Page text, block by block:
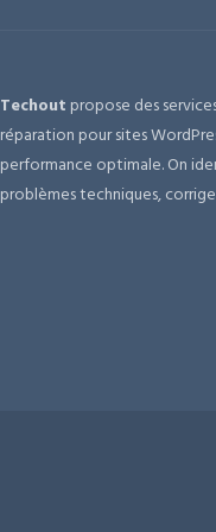
Techout propose des
réparation pour sites
performance optimale. On
problèmes techniques,